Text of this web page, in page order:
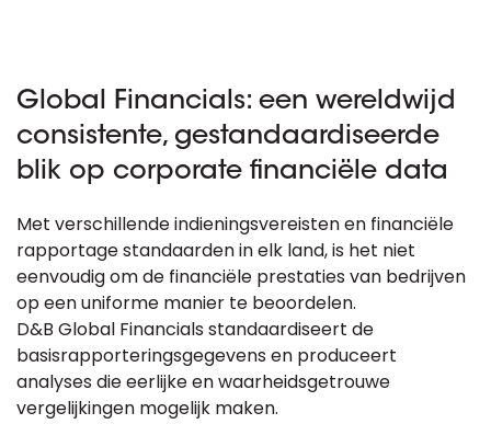
Global Financials: een wereldwijd
consistente, gestandaardiseerde
blik op corporate financiële data
Met verschillende indieningsvereisten en financiële
rapportage standaarden in elk land, is het niet
eenvoudig om de financiële prestaties van bedrijven
op een uniforme manier te beoordelen.
D&B Global Financials standaardiseert de
basisrapporteringsgegevens en produceert
analyses die eerlijke en waarheidsgetrouwe
vergelijkingen mogelijk maken.